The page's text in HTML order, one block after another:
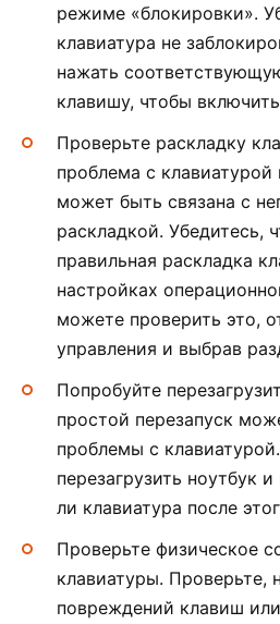
режиме «блокировки».
клавиатура не
нажать
клавишу, чтобы
Проверьте раскладку
проблема с клавиатурой
может быть связана с
раскладкой. Убедитесь,
правильная раскладка
настройках
можете проверить это,
управления и выбрав
Попробуйте
простой перезапуск
проблемы с
перезагрузить ноутбук
ли клавиатура после
Проверьте физическое
клавиатуры. Проверьте,
повреждений клавиш